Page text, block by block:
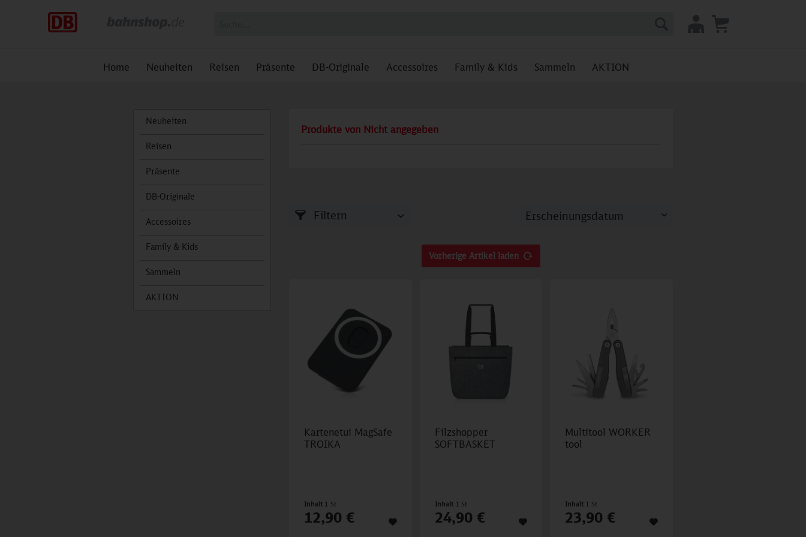
Home Neuheiten Reisen Präsente DB-Originale Accessoires Family & Kids Sammeln AKTION
Neuheiten
Reisen
Präsente
DB-Originale
Accessoires
Family & Kids
Sammeln
AKTION
Produkte von Nicht angegeben
Filtern
Vorherige Artikel laden
Kartenetui MagSafe
TROIKA
Inhalt 1 St
12,90 €
Filzshopper
SOFTBASKET
Inhalt 1 St
24,90 €
Multitool WORKER
tool
Inhalt 1 St
23,90 €